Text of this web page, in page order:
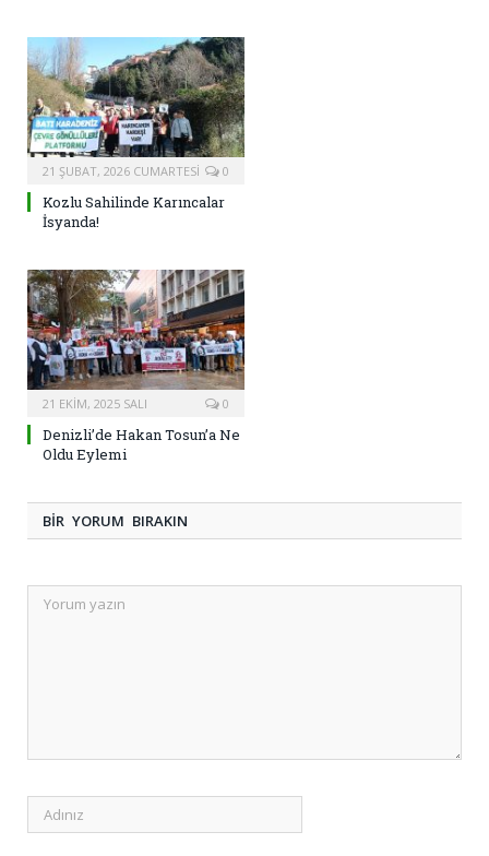
21 ŞUBAT, 2026 CUMARTESI 0
Kozlu Sahilinde Karıncalar
İsyanda!
21 EKIM, 2025 SALI 0
Denizli’de Hakan Tosun’a Ne
Oldu Eylemi
BIR YORUM BIRAKIN